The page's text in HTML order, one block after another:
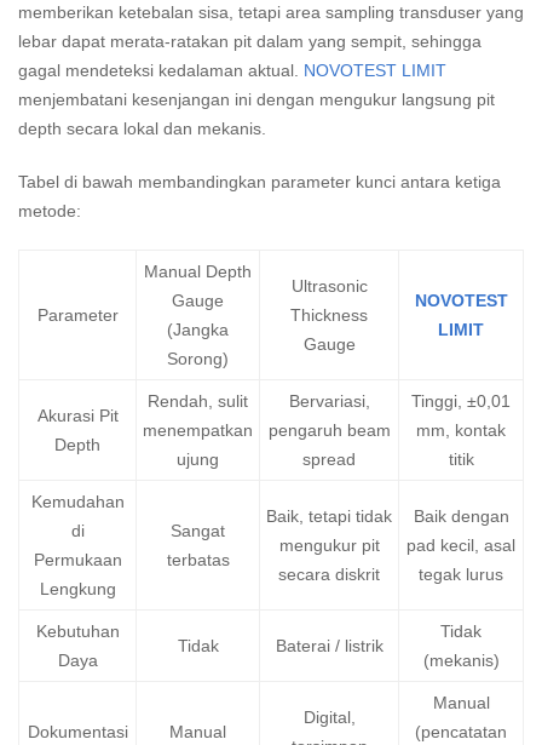
memberikan ketebalan sisa, tetapi area sampling transduser yang
lebar dapat merata-ratakan pit dalam yang sempit, sehingga
gagal mendeteksi kedalaman aktual. NOVOTEST LIMIT
menjembatani kesenjangan ini dengan mengukur langsung pit
depth secara lokal dan mekanis.
Tabel di bawah membandingkan parameter kunci antara ketiga
metode:
Parameter
Manual Depth
Gauge
(Jangka
Sorong)
Ultrasonic
Thickness
Gauge
NOVOTEST
LIMIT
Akurasi Pit
Depth
Rendah, sulit
menempatkan
ujung
Bervariasi,
pengaruh beam
spread
Tinggi, ±0,01
mm, kontak
titik
Kemudahan
di
Permukaan
Lengkung
Sangat
terbatas
Baik, tetapi tidak
mengukur pit
secara diskrit
Baik dengan
pad kecil, asal
tegak lurus
Kebutuhan
Daya
Tidak Baterai / listrik
Tidak
(mekanis)
Dokumentasi Manual
Digital,
Manual
(pencatatan